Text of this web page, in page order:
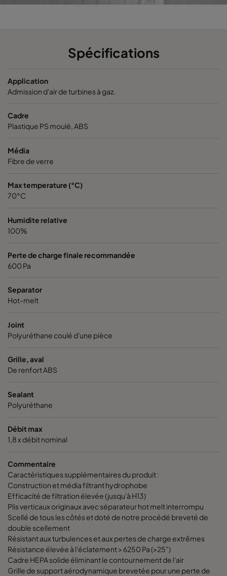
Spécifications
Application
Admission d'air de turbines à gaz.
Cadre
Plastique PS moulé, ABS
Média
Fibre de verre
Max temperature (°C)
70°C
Humidite relative
100%
Perte de charge finale recommandée
600 Pa
Separator
Hot-melt
Joint
Polyuréthane coulé d'une pièce
Grille, aval
De renfort ABS
Sealant
Polyuréthane
Débit max
1,8 x débit nominal
Commentaire
Caractéristiques supplémentaires du produit :
Construction et média filtrant hydrophobe
Efficacité de filtration élevée (jusqu'à H13)
Plis verticaux originaux avec séparateur hot melt interrompu
Scellé de tous les côtés et doté de notre procédé breveté de
double scellement
Résistant aux turbulences et aux pertes de charge extrêmes
Résistance élevée à l'éclatement > 6250 Pa (>25")
Cadre HEPA solide éliminant le contournement de l'air
Grille de support aérodynamique brevetée pour une perte de